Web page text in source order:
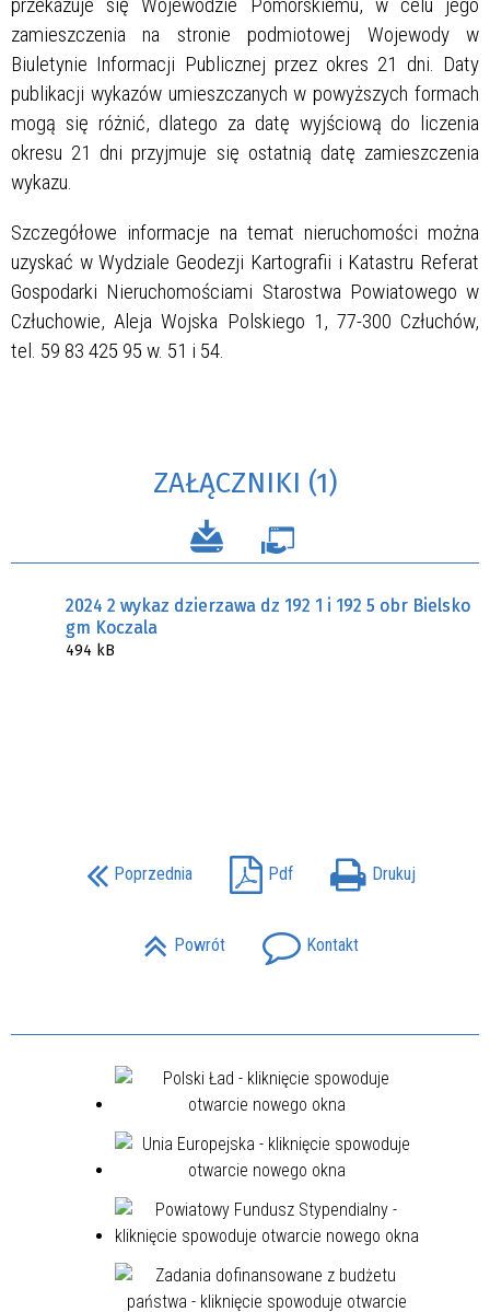
przekazuje się Wojewodzie Pomorskiemu, w celu jego
zamieszczenia na stronie podmiotowej Wojewody w
Biuletynie Informacji Publicznej przez okres 21 dni. Daty
publikacji wykazów umieszczanych w powyższych formach
mogą się różnić, dlatego za datę wyjściową do liczenia
okresu 21 dni przyjmuje się ostatnią datę zamieszczenia
wykazu.
Szczegółowe informacje na temat nieruchomości można
uzyskać w Wydziale Geodezji Kartografii i Katastru Referat
Gospodarki Nieruchomościami Starostwa Powiatowego w
Człuchowie, Aleja Wojska Polskiego 1, 77-300 Człuchów,
tel. 59 83 425 95 w. 51 i 54.
ZAŁĄCZNIKI (1)
2024 2 wykaz dzierzawa dz 192 1 i 192 5 obr Bielsko
gm Koczala
494 kB
Poprzednia Pdf Drukuj
Powrót Kontakt